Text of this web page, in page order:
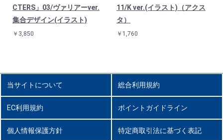
CTERS」03/ヴァリアーver.
集合デザイン(イラスト)
￥3,850
11/K ver.(イラスト)（アクス
タ）
￥1,760
当サイトについて 総合利用規約
EC利用規約 ポイントガイドライン
個人情報保護方針 特定商取引法に基づく表記